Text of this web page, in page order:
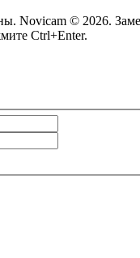
Novicam © 2026.
Ctrl+Enter.